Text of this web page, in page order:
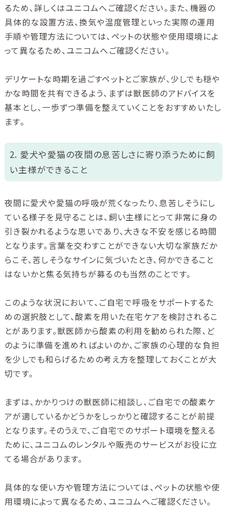
るため、詳しくはユニコムへご確認ください。また、機器の
具体的な設置方法、換気や温度管理といった実際の運用
手順や管理方法については、ペットの状態や使用環境によ
って異なるため、ユニコムへご確認ください。
デリケートな時期を過ごすペットとご家族が、少しでも穏や
かな時間を共有できるよう、まずは獣医師のアドバイスを
基本とし、一歩ずつ準備を整えていくことをおすすめいたし
ます。
2. 愛犬や愛猫の夜間の息苦しさに寄り添うために飼
い主様ができること
夜間に愛犬や愛猫の呼吸が荒くなったり、息苦しそうにし
ている様子を見守ることは、飼い主様にとって非常に身の
引き裂かれるような思いであり、大きな不安を感じる時間
となります。言葉を交わすことができない大切な家族だか
らこそ、苦しそうなサインに気づいたとき、何かできること
はないかと焦る気持ちが募るのも当然のことです。
このような状況において、ご自宅で呼吸をサポートするた
めの選択肢として、酸素を用いた在宅ケアを検討されるこ
とがあります。獣医師から酸素の利用を勧められた際、ど
のように準備を進めればよいのか、ご家族の心理的な負担
を少しでも和らげるための考え方を整理しておくことが大
切です。
まずは、かかりつけの獣医師に相談し、ご自宅での酸素ケ
アが適しているかどうかをしっかりと確認することが前提
となります。そのうえで、ご自宅でのサポート環境を整える
ために、ユニコムのレンタルや販売のサービスがお役に立
てる場合があります。
具体的な使い方や管理方法については、ペットの状態や使
用環境によって異なるため、ユニコムへご確認ください。